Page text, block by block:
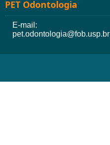
PET Odontologia
E-mail:
pet.odontologia@fob.usp.br